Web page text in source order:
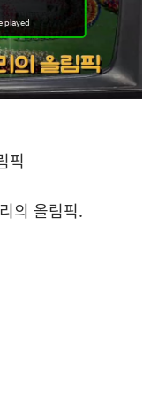
픽
의 올림픽.